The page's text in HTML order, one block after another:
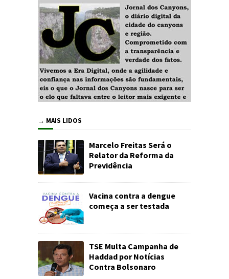
→ MAIS LIDOS
Marcelo Freitas Será o
Relator da Reforma da
Previdência
Vacina contra a dengue
começa a ser testada
TSE Multa Campanha de
Haddad por Notícias
Contra Bolsonaro